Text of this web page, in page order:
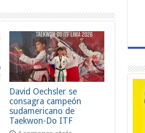
David Oechsler se
consagra campeón
sudamericano de
Taekwon-Do ITF